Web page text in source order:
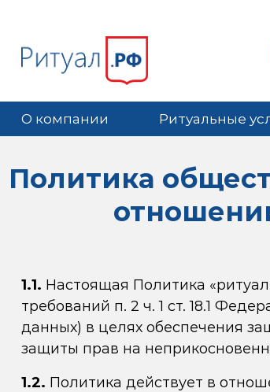
О компании Ритуальные
Политика
1.1. Настоящая Политика
требований п. 2 ч. 1 ст. 18.1
данных) в целях обеспечения
защиты прав на
1.2. Политика действует в